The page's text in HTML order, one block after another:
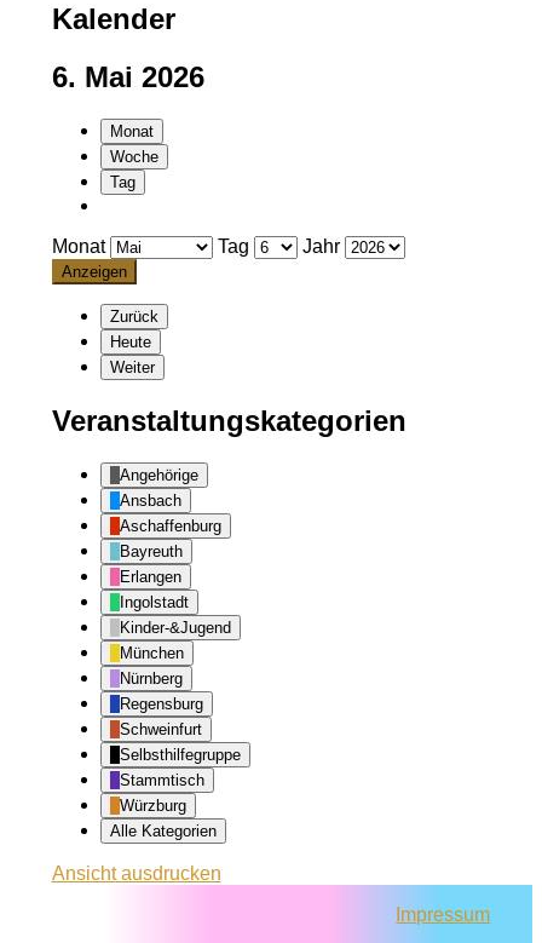
Kalender
6. Mai 2026
Monat
Woche
Tag
Monat Tag Jahr
Zurück
Heute
Weiter
Veranstaltungskategorien
Angehörige
Ansbach
Aschaffenburg
Bayreuth
Erlangen
Ingolstadt
Kinder-&Jugend
München
Nürnberg
Regensburg
Schweinfurt
Selbsthilfegruppe
Stammtisch
Würzburg
Alle Kategorien
Ansichtausdrucken
Impressum